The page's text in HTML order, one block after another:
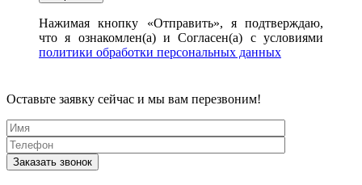
Нажимая кнопку «Отправить», я подтверждаю,
что я ознакомлен(а) и Согласен(а) с условиями
политики обработки персональных данных
Оставьте заявку сейчас и мы вам перезвоним!